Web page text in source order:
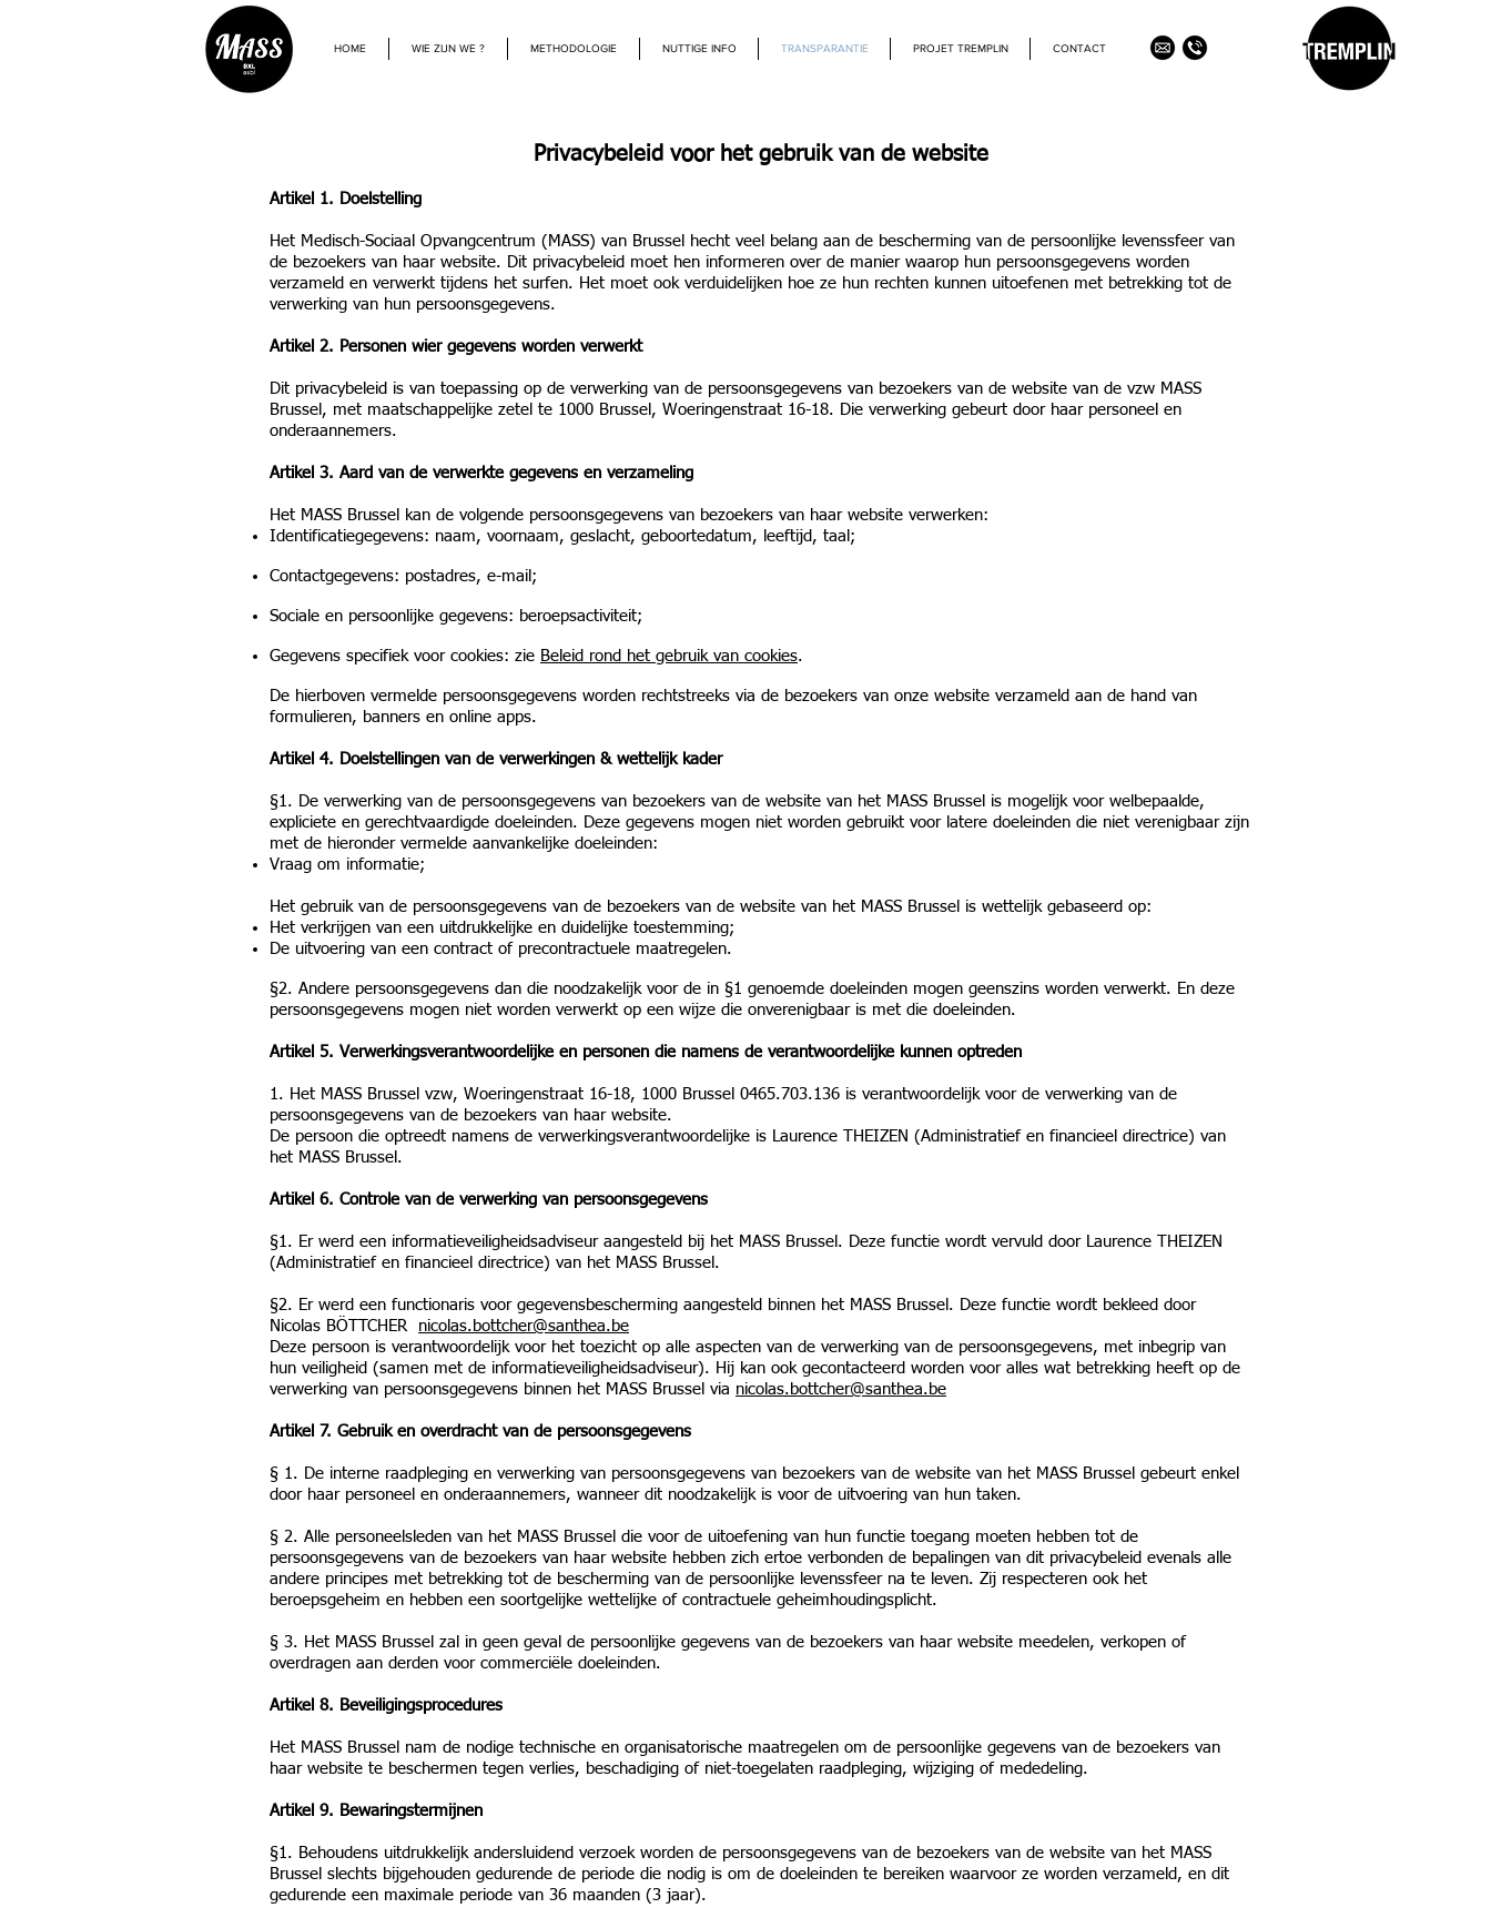
HOME WIE ZIJN WE ? METHODOLOGIE NUTTIGE INFO TRANSPARANTIE PROJET TREMPLIN CONTACT
Privacybeleid voor het gebruik van de website
Artikel 1. Doelstelling
Het Medisch-Sociaal Opvangcentrum (MASS) van Brussel hecht veel belang aan de bescherming van de persoonlijke levenssfeer van
de bezoekers van haar website. Dit privacybeleid moet hen informeren over de manier waarop hun persoonsgegevens worden
verzameld en verwerkt tijdens het surfen. Het moet ook verduidelijken hoe ze hun rechten kunnen uitoefenen met betrekking tot de
verwerking van hun persoonsgegevens.
Artikel 2. Personen wier gegevens worden verwerkt
Dit privacybeleid is van toepassing op de verwerking van de persoonsgegevens van bezoekers van de website van de vzw MASS
Brussel, met maatschappelijke zetel te 1000 Brussel, Woeringenstraat 16-18. Die verwerking gebeurt door haar personeel en
onderaannemers.
Artikel 3. Aard van de verwerkte gegevens en verzameling
Het MASS Brussel kan de volgende persoonsgegevens van bezoekers van haar website verwerken:
Identificatiegegevens: naam, voornaam, geslacht, geboortedatum, leeftijd, taal;
Contactgegevens: postadres, e-mail;
Sociale en persoonlijke gegevens: beroepsactiviteit;
Gegevens specifiek voor cookies: zie Beleid rond het gebruik van cookies.
De hierboven vermelde persoonsgegevens worden rechtstreeks via de bezoekers van onze website verzameld aan de hand van
formulieren, banners en online apps.
Artikel 4. Doelstellingen van de verwerkingen & wettelijk kader
§1. De verwerking van de persoonsgegevens van bezoekers van de website van het MASS Brussel is mogelijk voor welbepaalde,
expliciete en gerechtvaardigde doeleinden. Deze gegevens mogen niet worden gebruikt voor latere doeleinden die niet verenigbaar zijn
met de hieronder vermelde aanvankelijke doeleinden:
Vraag om informatie;
Het gebruik van de persoonsgegevens van de bezoekers van de website van het MASS Brussel is wettelijk gebaseerd op:
Het verkrijgen van een uitdrukkelijke en duidelijke toestemming;
De uitvoering van een contract of precontractuele maatregelen.
§2. Andere persoonsgegevens dan die noodzakelijk voor de in §1 genoemde doeleinden mogen geenszins worden verwerkt. En deze
persoonsgegevens mogen niet worden verwerkt op een wijze die onverenigbaar is met die doeleinden.
Artikel 5. Verwerkingsverantwoordelijke en personen die namens de verantwoordelijke kunnen optreden
1. Het MASS Brussel vzw, Woeringenstraat 16-18, 1000 Brussel 0465.703.136 is verantwoordelijk voor de verwerking van de
persoonsgegevens van de bezoekers van haar website.
De persoon die optreedt namens de verwerkingsverantwoordelijke is Laurence THEIZEN (Administratief en financieel directrice) van
het MASS Brussel.
Artikel 6. Controle van de verwerking van persoonsgegevens
§1. Er werd een informatieveiligheidsadviseur aangesteld bij het MASS Brussel. Deze functie wordt vervuld door Laurence THEIZEN
(Administratief en financieel directrice) van het MASS Brussel.
§2. Er werd een functionaris voor gegevensbescherming aangesteld binnen het MASS Brussel. Deze functie wordt bekleed door
Nicolas BÖTTCHER nicolas.bottcher@santhea.be
Deze persoon is verantwoordelijk voor het toezicht op alle aspecten van de verwerking van de persoonsgegevens, met inbegrip van
hun veiligheid (samen met de informatieveiligheidsadviseur). Hij kan ook gecontacteerd worden voor alles wat betrekking heeft op de
verwerking van persoonsgegevens binnen het MASS Brussel via nicolas.bottcher@santhea.be
Artikel 7. Gebruik en overdracht van de persoonsgegevens
§ 1. De interne raadpleging en verwerking van persoonsgegevens van bezoekers van de website van het MASS Brussel gebeurt enkel
door haar personeel en onderaannemers, wanneer dit noodzakelijk is voor de uitvoering van hun taken.
§ 2. Alle personeelsleden van het MASS Brussel die voor de uitoefening van hun functie toegang moeten hebben tot de
persoonsgegevens van de bezoekers van haar website hebben zich ertoe verbonden de bepalingen van dit privacybeleid evenals alle
andere principes met betrekking tot de bescherming van de persoonlijke levenssfeer na te leven. Zij respecteren ook het
beroepsgeheim en hebben een soortgelijke wettelijke of contractuele geheimhoudingsplicht.
§ 3. Het MASS Brussel zal in geen geval de persoonlijke gegevens van de bezoekers van haar website meedelen, verkopen of
overdragen aan derden voor commerciële doeleinden.
Artikel 8. Beveiligingsprocedures
Het MASS Brussel nam de nodige technische en organisatorische maatregelen om de persoonlijke gegevens van de bezoekers van
haar website te beschermen tegen verlies, beschadiging of niet-toegelaten raadpleging, wijziging of mededeling.
Artikel 9. Bewaringstermijnen
§1. Behoudens uitdrukkelijk andersluidend verzoek worden de persoonsgegevens van de bezoekers van de website van het MASS
Brussel slechts bijgehouden gedurende de periode die nodig is om de doeleinden te bereiken waarvoor ze worden verzameld, en dit
gedurende een maximale periode van 36 maanden (3 jaar).